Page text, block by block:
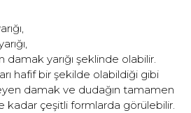
yarığı şeklinde olabilir.
hafif bir şekilde olabildiği gibi
damak ve dudağın tamamen
kadar çeşitli formlarda görülebilir.